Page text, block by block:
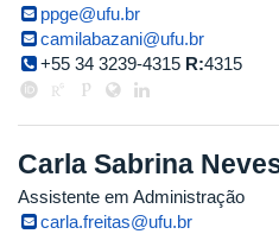
ppge@ufu.br
camilabazani@ufu.br
+55 34 3239-4315 R:4315
Carla Sabrina
Assistente em Administração
carla.freitas@ufu.br